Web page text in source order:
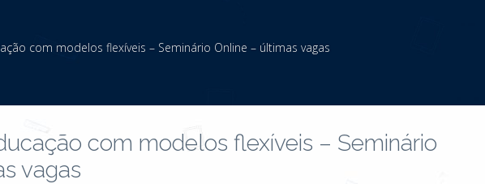
com modelos flexíveis – Seminário Online – últimas vagas
com modelos flexíveis – Seminário
vagas